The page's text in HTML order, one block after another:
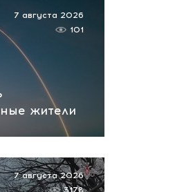
с
жители
7 августа 2026
101
7 августа 2026
3178